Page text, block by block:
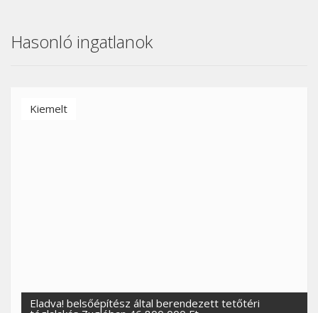
Hasonló ingatlanok
Eladva! belsőépítész által berendezett tetőtéri
Kiemelt